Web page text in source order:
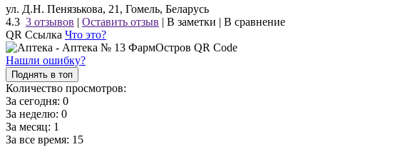
ул. Д.Н. Пенязькова, 21, Гомель, Беларусь
4.3 3 отзывов | Оставить отзыв | В заметки | В сравнение
QR Ссылка Что это?
Нашли ошибку?
Поднять в топ
Количество просмотров:
За сегодня: 0
За неделю: 0
За месяц: 1
За все время: 15